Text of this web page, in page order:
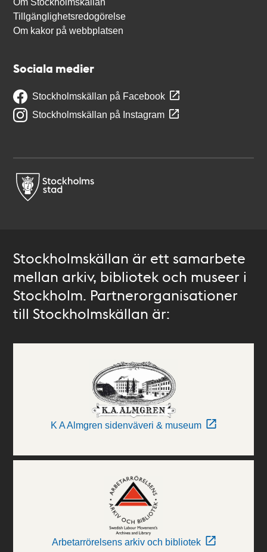
Om Stockholmskällan
Tillgänglighetsredogörelse
Om kakor på webbplatsen
Sociala medier
Stockholmskällan på Facebook
Stockholmskällan på Instagram
Stockholmskällan är ett samarbete
mellan arkiv, bibliotek och museer i
Stockholm. Partnerorganisationer
till Stockholmskällan är:
K A Almgren sidenväveri & museum
Arbetarrörelsens arkiv och bibliotek